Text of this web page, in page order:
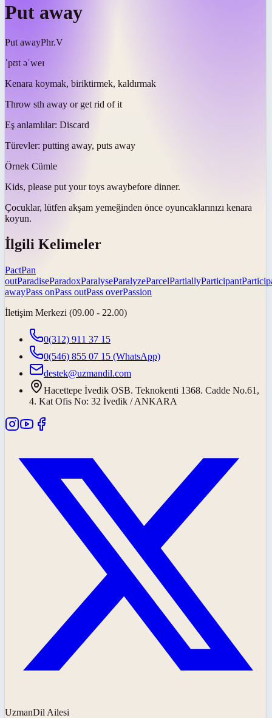
Put away
Put awayPhr.V
ˈpʊt əˈweɪ
Kenara koymak, biriktirmek, kaldırmak
Throw sth away or get rid of it
Eş anlamlılar: Discard
Türevler: putting away, puts away
Örnek Cümle
Kids, please put your toys awaybefore dinner.
Çocuklar, lütfen akşam yemeğinden önce oyuncaklarınızı kenara
koyun.
İlgili Kelimeler
PactPan
outParadiseParadoxParalyseParalyzeParcelPartiallyParticipant
awayPass onPass outPass overPassion
İletişim Merkezi (09.00 - 22.00)
0(312) 911 37 15
0(546) 855 07 15 (WhatsApp)
destek@uzmandil.com
Hacettepe İvedik OSB. Teknokenti 1368. Cadde No.61,
4. Kat Ofis No: 32 İvedik / ANKARA
UzmanDil Ailesi